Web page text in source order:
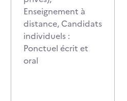
Enseignement à
distance, Candidats
individuels :
Ponctuel écrit et
oral